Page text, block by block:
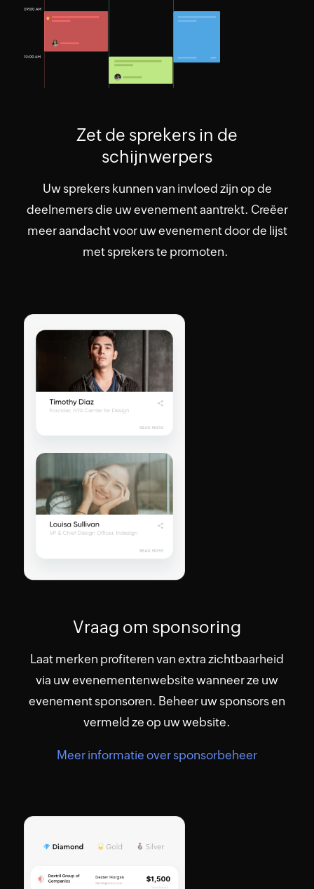
Zet de sprekers in de
schijnwerpers
Uw sprekers kunnen van invloed zijn op de
deelnemers die uw evenement aantrekt. Creëer
meer aandacht voor uw evenement door de lijst
met sprekers te promoten.
Vraag om sponsoring
Laat merken profiteren van extra zichtbaarheid
via uw evenementenwebsite wanneer ze uw
evenement sponsoren. Beheer uw sponsors en
vermeld ze op uw website.
Meer informatie over sponsorbeheer